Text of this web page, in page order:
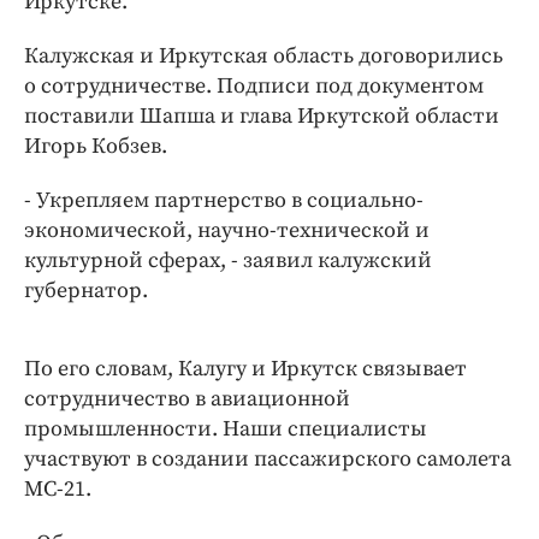
Интересное чтиво
Клиника года
Бренд года
Работодатель года
Калужская и Иркутская область договорились
о сотрудничестве. Подписи под документом
поставили Шапша и глава Иркутской области
Игорь Кобзев.
- Укрепляем партнерство в социально-
экономической, научно-технической и
культурной сферах, - заявил калужский
губернатор.
По его словам, Калугу и Иркутск связывает
сотрудничество в авиационной
промышленности. Наши специалисты
участвуют в создании пассажирского самолета
МС-21.